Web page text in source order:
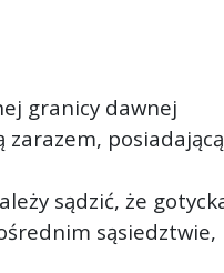
granicy dawnej
posiadającą
sądzić, że
sąsiedztwie,